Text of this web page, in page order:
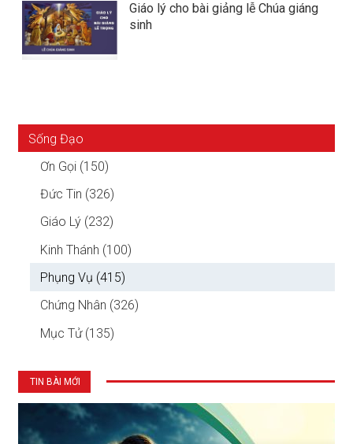
Giáo lý cho bài giảng lễ Chúa giáng
sinh
Sống Đạo
Ơn Gọi (150)
Đức Tin (326)
Giáo Lý (232)
Kinh Thánh (100)
Phụng Vụ (415)
Chứng Nhân (326)
Mục Tử (135)
TIN BÀI MỚI